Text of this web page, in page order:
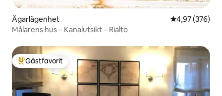
Ägarlägenhet 4,97 av 5 i
4,97 (376)
Målarens hus – Kanalutsikt – Rialto
Populär gästfavorit
Gästfavorit